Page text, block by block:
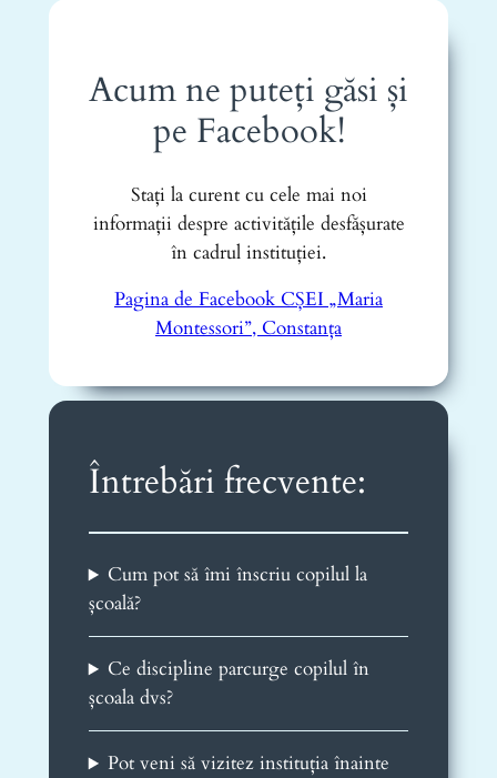
Acum ne puteți găsi și
pe Facebook!
Stați la curent cu cele mai noi
informații despre activitățile desfășurate
în cadrul instituției.
Pagina de Facebook CȘEI „Maria
Montessori”, Constanța
Întrebări frecvente:
Cum pot să îmi înscriu copilul la
școală?
Ce discipline parcurge copilul în
școala dvs?
Pot veni să vizitez instituția înainte